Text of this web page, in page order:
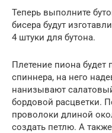
Теперь выполните
бисера будут
4 штуки для бутона.
Плетение пиона
спиннера, на него
нанизывают
бордовой расцветки.
проволоки длиной
создать петлю. А